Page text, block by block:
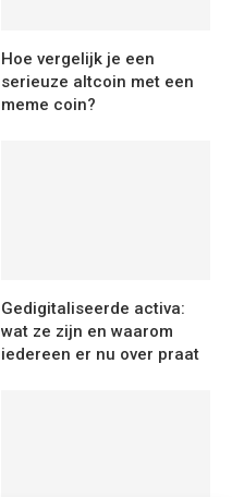
Hoe vergelijk je een
serieuze altcoin met een
meme coin?
Gedigitaliseerde activa:
wat ze zijn en waarom
iedereen er nu over praat